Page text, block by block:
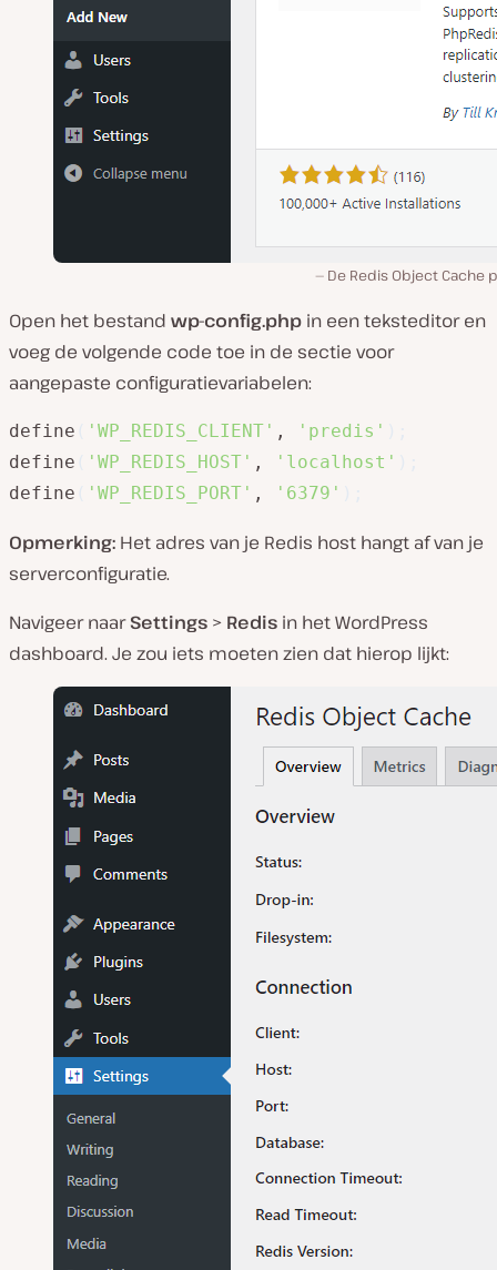
De Redis Object Cache
Open het bestand wp-config.php in een teksteditor en
voeg de volgende code toe in de sectie voor
aangepaste configuratievariabelen:
define 'WP_REDIS_CLIENT' , 'predis'
define
'WP_REDIS_HOST' , 'localhost'
define
'WP_REDIS_PORT' , '6379'
Opmerking: Het adres van je Redis host hangt af van je
serverconfiguratie.
Navigeer naarSettings > Redis in het WordPress
dashboard. Je zou iets moeten zien dat hierop lijkt: